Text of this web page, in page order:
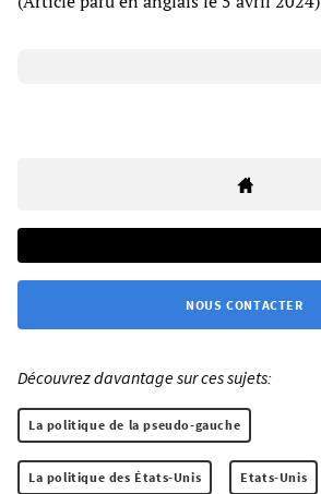
NOUS CONTACTER
Découvrez davantage sur ces sujets:
La politique de la pseudo-gauche
La politique des États-Unis Etats-Unis